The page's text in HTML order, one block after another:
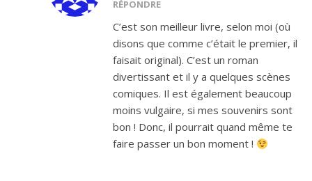
RÉPONDRE
C’est son meilleur livre, selon moi (où
disons que comme c’était le premier, il
faisait original). C’est un roman
divertissant et il y a quelques scènes
comiques. Il est également beaucoup
moins vulgaire, si mes souvenirs sont
bon ! Donc, il pourrait quand même te
faire passer un bon moment !